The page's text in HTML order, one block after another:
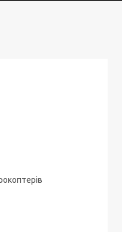
квадрокоптерів